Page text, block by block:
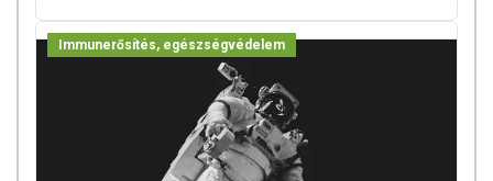
Immunerősítés, egészségvédelem